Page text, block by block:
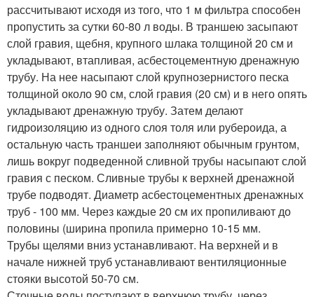
рассчитывают исходя из того, что 1 м фильтра способен
пропустить за сутки 60-80 л воды. В траншею засыпают
слой гравия, щебня, крупного шлака толщиной 20 см и
укладывают, втапливая, асбестоцементную дренажную
трубу. На нее насыпают слой крупнозернистого песка
толщиной около 90 см, слой гравия (20 см) и в него опять
укладывают дренажную трубу. Затем делают
гидроизоляцию из одного слоя толя или рубероида, а
остальную часть траншеи заполняют обычным грунтом,
лишь вокруг подведенной сливной трубы насыпают слой
гравия с песком. Сливные трубы к верхней дренажной
трубе подводят. Диаметр асбестоцементных дренажных
труб - 100 мм. Через каждые 20 см их пропиливают до
половины (ширина пропила примерно 10-15 мм.
Трубы щелями вниз устанавливают. На верхней и в
начале нижней труб устанавливают вентиляционные
стояки высотой 50-70 см.